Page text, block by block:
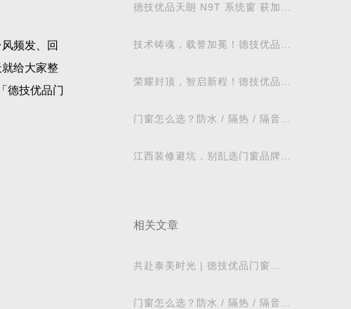
频发、回
给大家整
德技优品门
德技优品天朗 N9T 系统窗 获加拿
技术铸魂，载誉加冕！德技优品门
荣耀封顶，智启新程！德技优品门
标杆
门窗怎么选？防水 / 隔热 / 隔音需
业
江西装修避坑，别乱选门窗品牌，
相关文章
共赴泰美时光 | 德技优品门窗
门窗怎么选？防水 / 隔热 / 隔音需